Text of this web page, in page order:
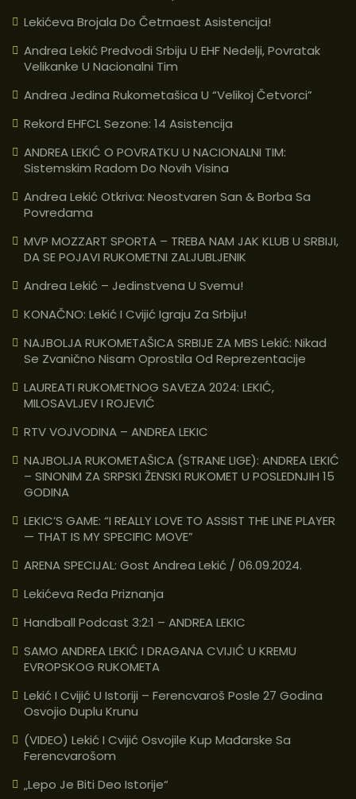
Lekićeva Brojala Do Četrnaest Asistencija!
Andrea Lekić Predvodi Srbiju U EHF Nedelji, Povratak
Velikanke U Nacionalni Tim
Andrea Jedina Rukometašica U “velikoj Četvorci”
Rekord EHFCL Sezone: 14 Asistencija
ANDREA LEKIĆ O POVRATKU U NACIONALNI TIM:
Sistemskim Radom Do Novih Visina
Andrea Lekić Otkriva: Neostvaren San & Borba Sa
Povredama
MVP MOZZART SPORTA – TREBA NAM JAK KLUB U SRBIJI,
DA SE POJAVI RUKOMETNI ZALJUBLJENIK
Andrea Lekić – Jedinstvena U Svemu!
KONAČNO: Lekić I Cvijić Igraju Za Srbiju!
NAJBOLJA RUKOMETAŠICA SRBIJE ZA MBS Lekić: Nikad
Se Zvanično Nisam Oprostila Od Reprezentacije
LAUREATI RUKOMETNOG SAVEZA 2024: LEKIĆ,
MILOSAVLJEV I ROJEVIĆ
RTV VOJVODINA – ANDREA LEKIC
NAJBOLJA RUKOMETAŠICA (STRANE LIGE): ANDREA LEKIĆ
– SINONIM ZA SRPSKI ŽENSKI RUKOMET U POSLEDNJIH 15
GODINA
LEKIC’S GAME: “I REALLY LOVE TO ASSIST THE LINE PLAYER
— THAT IS MY SPECIFIC MOVE”
ARENA SPECIJAL: Gost Andrea Lekić / 06.09.2024.
Lekićeva Ređa Priznanja
Handball Podcast 3:2:1 – ANDREA LEKIC
SAMO ANDREA LEKIĆ I DRAGANA CVIJIĆ U KREMU
EVROPSKOG RUKOMETA
Lekić I Cvijić U Istoriji – Ferencvaroš Posle 27 Godina
Osvojio Duplu Krunu
(VIDEO) Lekić I Cvijić Osvojile Kup Mađarske Sa
Ferencvarošom
„Lepo Je Biti Deo Istorije“